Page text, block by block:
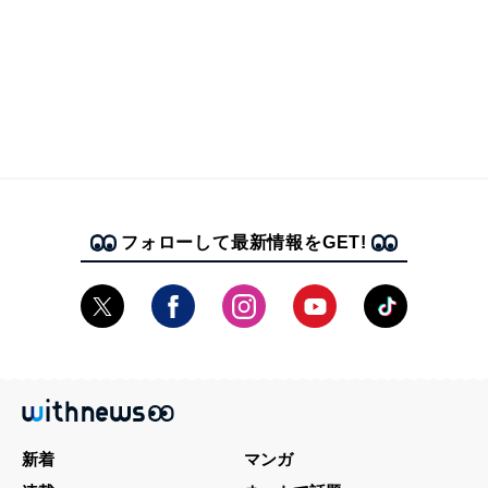
フォローして最新情報をGET!
新着
マンガ